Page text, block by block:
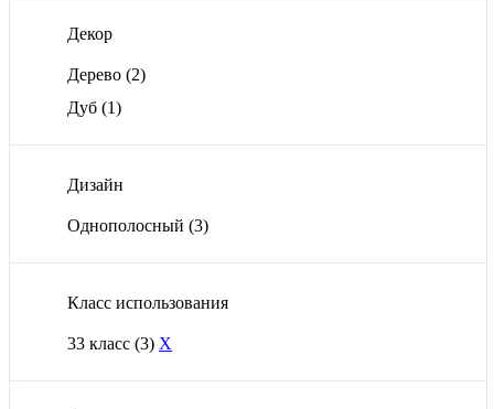
Декор
Дерево (2)
Дуб (1)
Дизайн
Однополосный (3)
Класс использования
33 класс (3) X